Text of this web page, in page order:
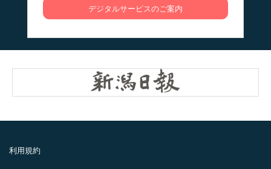
デジタルサービスのご案内
利用規約